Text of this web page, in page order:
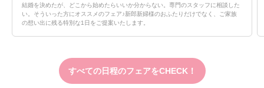
結婚を決めたが、どこから始めたらいいか分からない。専門のスタッフに相談した
い。そういった方にオススメのフェア♪新郎新婦様のおふたりだけでなく、ご家族
の想い出に残る特別な1日をご提案いたします。
すべての日程のフェアをCHECK！